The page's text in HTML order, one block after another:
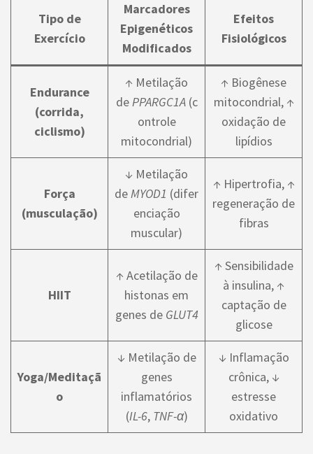
Tipo de
Exercício
Marcadores
Epigenéticos
Modificados
Efeitos
Fisiológicos
Endurance
(corrida,
ciclismo)
↑ Metilação
dePPARGC1A(c
ontrole
mitocondrial)
↑ Biogênese
mitocondrial, ↑
oxidação de
lipídios
Força
(musculação)
↓ Metilação
deMYOD1 (difer
enciação
muscular)
↑ Hipertrofia, ↑
regeneração de
fibras
HIIT
↑ Acetilação de
histonas em
genes de GLUT4
↑ Sensibilidade
à insulina, ↑
captação de
glicose
Yoga/Meditaçã
o
↓ Metilação de
genes
inflamatórios
(IL-6, TNF-α)
↓ Inflamação
crônica, ↓
estresse
oxidativo